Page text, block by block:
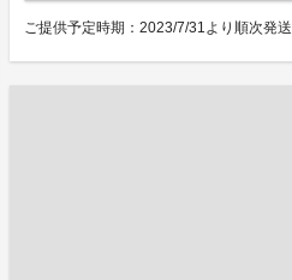
ご提供予定時期：2023/7/31より順次発送